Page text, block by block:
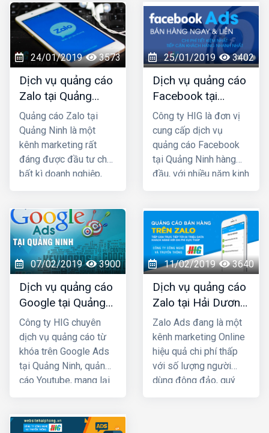
nhiều năm kinh nghiệm
trong lĩnh vực SEO top
Google và đã mang lại
thành công cho rất
nhiều khách hàng trên
khắp Việt Nam.
24/01/2019 3573
Dịch vụ quảng cáo
Zalo tại Quảng
Ninh uy tín và giá
rẻ nhất
Quảng cáo Zalo tại
Quảng Ninh là một
kênh marketing rất
đáng được đầu tư cho
bất kì doanh nghiệp,
dành cho giới trẻ. Bởi lẽ
100% người dùng Zalo
đều là người thật cùng
với hơn 80+ triệu người
dùng thường xuyên, vì
vậy một khi mẫu quảng
cáo của bạn xuất hiện
là chắc chắn sẽ được
tiếp cận với những
khách hàng có nhu cầu
mua bán thật, đúng với
nhu cầu sử dụng sản
25/01/2019 3402
Dịch vụ quảng cáo
Facebook tại
Quảng Ninh giá rẻ,
uy tín nhất
Công ty HIG là đơn vị
cung cấp dịch vụ
quảng cáo Facebook
tại Quảng Ninh hàng
đầu, với nhiều năm kinh
khách hàng lớn nhỏ ở
Quảng Ninh và toàn
quốc Việt Nam, chúng
tôi chắc chắn sẽ giúp
quý khách phát triển
kinh doanh nhanh
chóng.
07/02/2019 3900
Dịch vụ quảng cáo
Google tại Quảng
Ninh giá rẻ
Công ty HIG chuyên
dịch vụ quảng cáo từ
khóa trên Google Ads
tại Quảng Ninh, quảng
cáo Youtube, mang lại
rất thấp. Ngoài việc
11/02/2019 3640
Dịch vụ quảng cáo
Zalo tại Hải Dương
giá rẻ, uy tín nhất
Zalo Ads đang là một
kênh marketing Online
hiệu quả chi phí thấp
với số lượng người
dùng đông đảo, quý